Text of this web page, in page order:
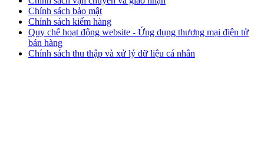
Chính sách bảo mật
Chính sách kiểm hàng
Quy chế hoạt động website - Ứng dụng thương mại điện tử
bán hàng
Chính sách thu thập và xử lý dữ liệu cá nhân